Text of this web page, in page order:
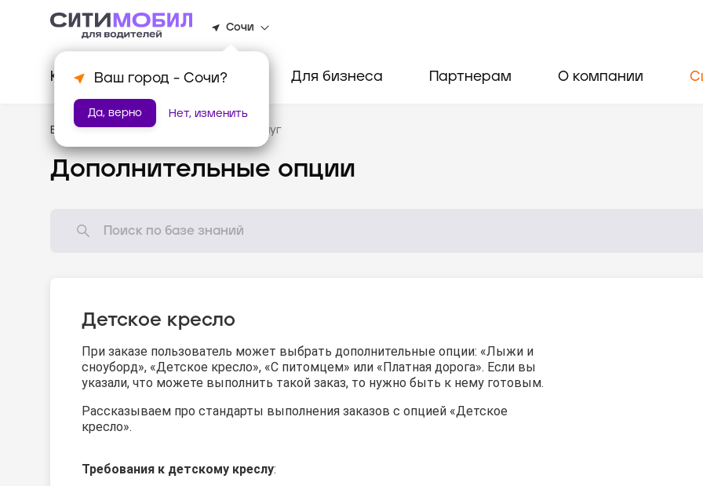
Сочи
Ваш город - Сочи?
Да, верно Нет, изменить
Клиентам Водителям Для бизнеса Партнерам О компании
База знаний /Стандарты оказания услуг
Дополнительные опции
Детское кресло
При заказе пользователь может выбрать дополнительные опции: «Лыжи и
сноуборд», «Детское кресло», «С питомцем» или «Платная дорога». Если вы
указали, что можете выполнить такой заказ, то нужно быть к нему готовым.
Рассказываем про стандарты выполнения заказов с опцией «Детское
кресло».
Требования к детскому креслу: